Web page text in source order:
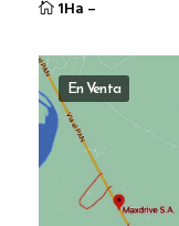
1Ha –
En Venta